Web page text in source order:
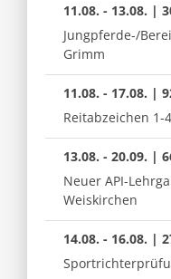
11.08. - 13.08. |
Jungpferde-/
Grimm
11.08. - 17.08. |
Reitabzeichen 1-
13.08. - 20.09. |
Neuer API-
Weiskirchen
14.08. - 16.08. |